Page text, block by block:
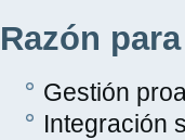
Razón
Gestión
Integración